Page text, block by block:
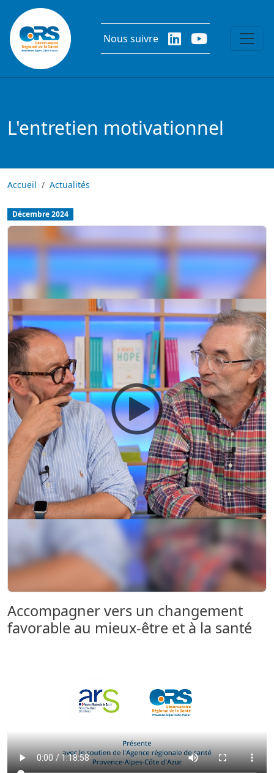
Aller au contenu principal
Nous suivre
L'entretien motivationnel
Accueil Actualités
Décembre 2024
img-actu
Image
Sous titre
Accompagner vers un changement
favorable au mieux-être et à la santé